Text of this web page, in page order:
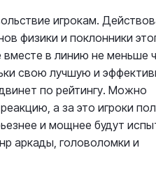
игрокам.
физики и поклонники
в линию не меньше
свою лучшую и
по рейтингу. Можно
а за это игроки
и мощнее будут
аркады, головоломки и